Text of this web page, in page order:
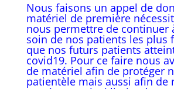
Nous faisons un appel de
matériel de première
nous permettre de continuer
soin de nos patients les plus
que nos futurs patients
covid19. Pour ce faire nous
de matériel afin de protéger
patientèle mais aussi afin de